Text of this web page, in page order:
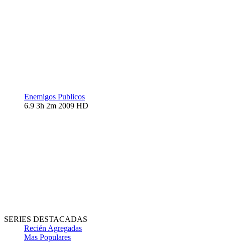
Enemigos Publicos
6.9 3h 2m 2009 HD
SERIES DESTACADAS
Recién Agregadas
Mas Populares